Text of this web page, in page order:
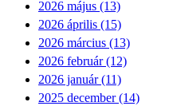
2026 május (13)
2026 április (15)
2026 március (13)
2026 február (12)
2026 január (11)
2025 december (14)